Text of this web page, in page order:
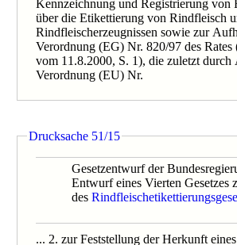
0129/07
0516/06
0657/06
0286/1/05
0286/05B
Kennzeichnung und Registrierung von
über die Etikettierung von Rindfleisch
Rindfleischerzeugnissen sowie zur
Verordnung (EG) Nr. 820/97 des
vom 11.8.2000, S. 1), die zuletzt
Verordnung (EU) Nr.
Drucksache 51/15
Gesetzentwurf der
Entwurf eines Vierten Gesetzes
des
... 2. zur Feststellung der Herkunft